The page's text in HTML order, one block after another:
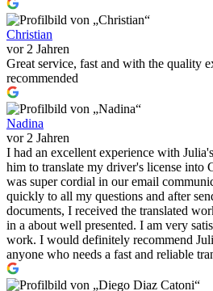
Christian
vor 2 Jahren
Great service, fast and with the quality
recommended
Nadina
vor 2 Jahren
I had an excellent experience with
him to translate my driver's license into
was super cordial in our email
quickly to all my questions and after
documents, I received the translated
in a about well presented. I am very
work. I would definitely recommend
anyone who needs a fast and reliable